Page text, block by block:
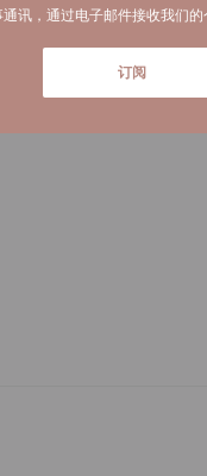
讯，通过电子邮件接收我们的
订阅
((在新窗口中打开))